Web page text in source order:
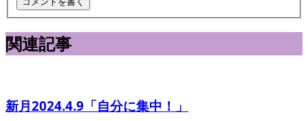
関連記事
新月2024.4.9「自分に集中！」